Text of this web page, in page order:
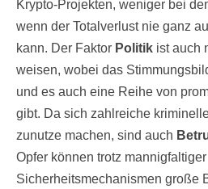
Krypto-Projekten, weniger bei
wenn der Totalverlust nie ganz
kann. Der Faktor Politik ist auch
weisen, wobei das
und es auch eine Reihe von
gibt. Da sich zahlreiche
zunutze machen, sind auch
Opfer können trotz mannigfaltiger
Sicherheitsmechanismen große